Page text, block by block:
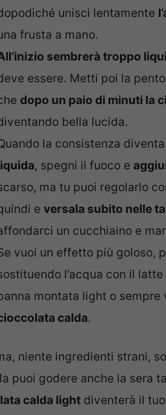
unisci lentamente
frusta a mano.
sembrerà troppo
essere. Metti poi la
dopo un paio di minuti la
bella lucida.
la consistenza
, spegni il fuoco e
ma tu puoi regolarlo
e versala subito nelle
un cucchiaino e
vuoi un effetto più goloso,
l’acqua con il
montata light o
calda.
niente ingredienti strani,
puoi godere anche la sera
calda light diventerà il